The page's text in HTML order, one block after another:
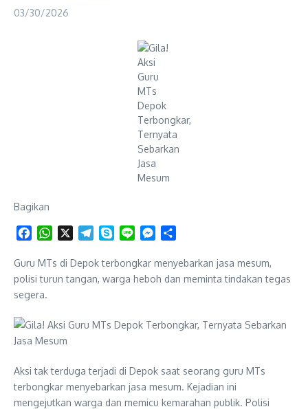
03/30/2026
Bagikan
FacebookWhatsAppTelegramSkypeLine Messenger
Guru MTs di Depok terbongkar menyebarkan jasa mesum,
polisi turun tangan, warga heboh dan meminta tindakan tegas
segera.
Aksi tak terduga terjadi di Depok saat seorang guru MTs
terbongkar menyebarkan jasa mesum. Kejadian ini
mengejutkan warga dan memicu kemarahan publik. Polisi